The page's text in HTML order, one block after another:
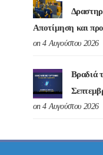
Αποτίμηση και
on 4 Αυγούστου 2026
Βραδιά
on 4 Αυγούστου 2026